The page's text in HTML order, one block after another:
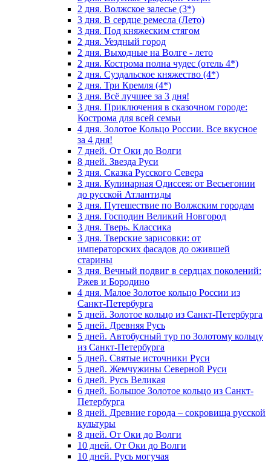
2 дня. Волжское залесье (3*)
3 дня. В сердце ремесла (Лето)
3 дня. Под княжеским стягом
2 дня. Уездный город
2 дня. Выходные на Волге - лето
2 дня. Кострома полна чудес (отель 4*)
2 дня. Суздальское княжество (4*)
2 дня. Три Кремля (4*)
3 дня. Всё лучшее за 3 дня!
3 дня. Приключения в сказочном городе:
Кострома для всей семьи
4 дня. Золотое Кольцо России. Все вкусное
за 4 дня!
7 дней. От Оки до Волги
8 дней. Звезда Руси
3 дня. Сказка Русского Севера
3 дня. Кулинарная Одиссея: от Весьегонии
до русской Атлантиды
3 дня. Путешествие по Волжским городам
3 дня. Господин Великий Новгород
3 дня. Тверь. Классика
3 дня. Тверские зарисовки: от
императорских фасадов до ожившей
старины
3 дня. Вечный подвиг в сердцах поколений:
Ржев и Бородино
4 дня. Малое Золотое кольцо России из
Санкт-Петербурга
5 дней. Золотое кольцо из Санкт-Петербурга
5 дней. Древняя Русь
5 дней. Автобусный тур по Золотому кольцу
из Санкт-Петербурга
5 дней. Святые источники Руси
5 дней. Жемчужины Северной Руси
6 дней. Русь Великая
6 дней. Большое Золотое кольцо из Санкт-
Петербурга
8 дней. Древние города – сокровища русской
культуры
8 дней. От Оки до Волги
10 дней. От Оки до Волги
10 дней. Русь могучая